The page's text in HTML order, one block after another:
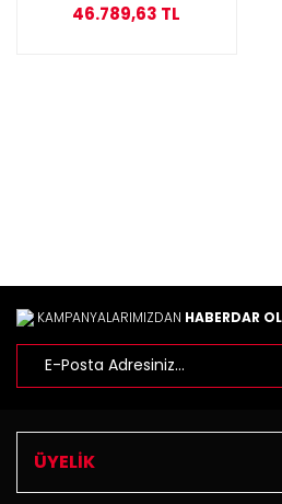
46.789,63 TL
KAMPANYALARIMIZDAN HABERDAR
ÜYELİK